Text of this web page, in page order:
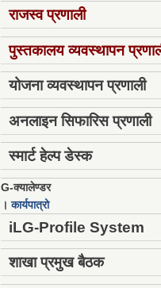
राजस्व प्रणाली
पुस्तकालय व्यवस्थापन
योजना व्यवस्थापन प्रणाली
अनलाइन सिफारिस प्रणाली
स्मार्ट हेल्प डेस्क
G-क्यालेण्डर
।कार्यपात्रो
iLG-Profile System
शाखा प्रमुख बैठक